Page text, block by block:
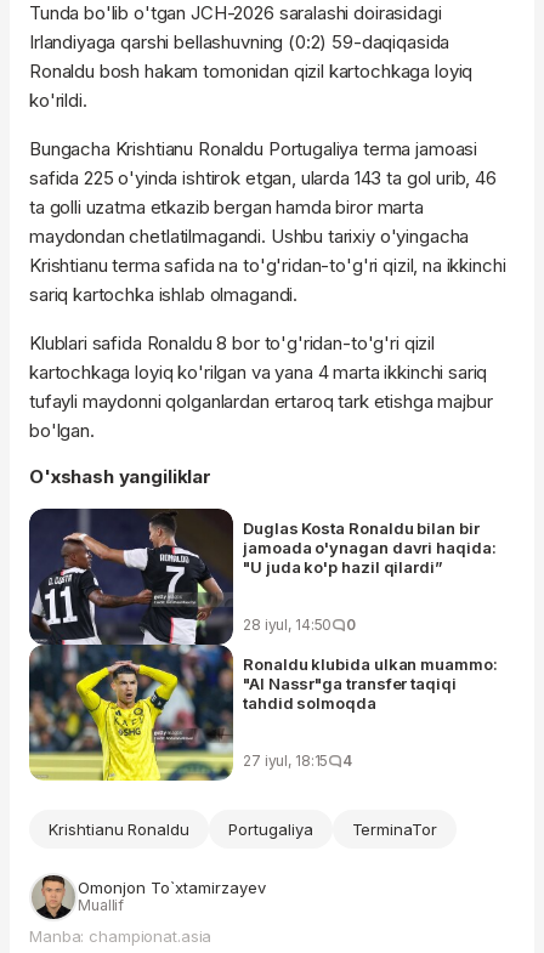
Tunda bo'lib o'tgan JCH-2026 saralashi doirasidagi
Irlandiyaga qarshi bellashuvning (0:2) 59-daqiqasida
Ronaldu bosh hakam tomonidan qizil kartochkaga loyiq
ko'rildi.
Bungacha Krishtianu Ronaldu Portugaliya terma jamoasi
safida 225 o'yinda ishtirok etgan, ularda 143 ta gol urib, 46
ta golli uzatma etkazib bergan hamda biror marta
maydondan chetlatilmagandi. Ushbu tarixiy o'yingacha
Krishtianu terma safida na to'g'ridan-to'g'ri qizil, na ikkinchi
sariq kartochka ishlab olmagandi.
Klublari safida Ronaldu 8 bor to'g'ridan-to'g'ri qizil
kartochkaga loyiq ko'rilgan va yana 4 marta ikkinchi sariq
tufayli maydonni qolganlardan ertaroq tark etishga majbur
bo'lgan.
O'xshash yangiliklar
Duglas Kosta Ronaldu bilan bir
jamoada o'ynagan davri haqida:
"U juda ko'p hazil qilardi”
28 iyul, 14:50 0
Ronaldu klubida ulkan muammo:
"Al Nassr"ga transfer taqiqi
tahdid solmoqda
27 iyul, 18:15 4
Krishtianu Ronaldu Portugaliya TerminaTor
Omonjon To`xtamirzayev
Muallif
Manba: championat.asia